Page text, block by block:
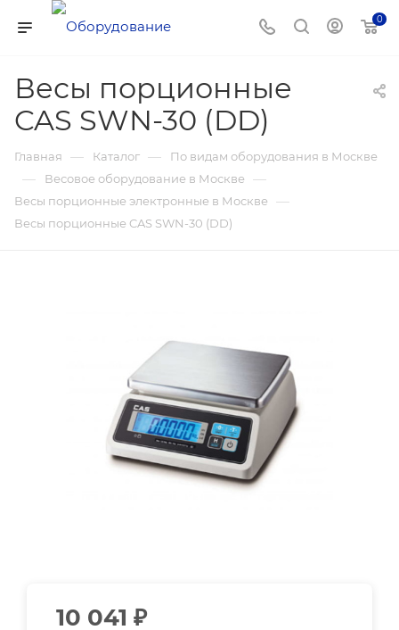
0
Весы порционные
CAS SWN-30 (DD)
Главная — Каталог — По видам оборудования в Москве
— Весовое оборудование в Москве —
Весы порционные электронные в Москве —
Весы порционные CAS SWN-30 (DD)
10 041 ₽